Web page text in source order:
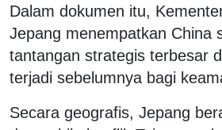
Dalam dokumen itu,
Jepang menempatkan China
tantangan strategis terbesar
terjadi sebelumnya bagi
Secara geografis, Jepang